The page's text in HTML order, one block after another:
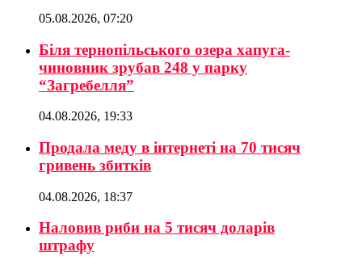
05.08.2026, 07:20
Біля тернопільського озера хапуга-
чиновник зрубав 248 у парку
“Загребелля”
04.08.2026, 19:33
Продала меду в інтернеті на 70 тисяч
гривень збитків
04.08.2026, 18:37
Наловив риби на 5 тисяч доларів
штрафу